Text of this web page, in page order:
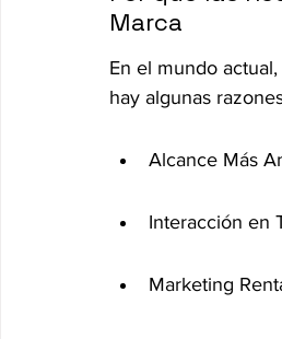
Marca
En el mundo
hay algunas
Alcance Más
Interacción en
Marketing